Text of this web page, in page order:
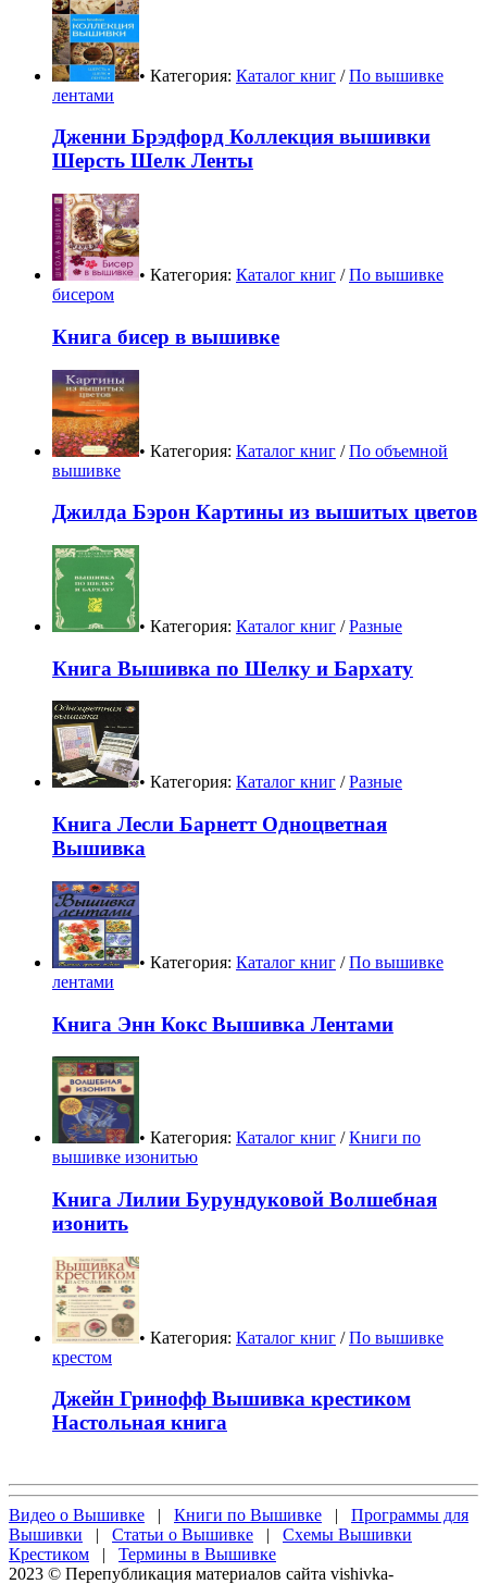
• Категория: Каталог книг /По вышивке
лентами
Дженни Брэдфорд Коллекция вышивки
Шерсть Шелк Ленты
• Категория: Каталог книг /По вышивке
бисером
Книга бисер в вышивке
• Категория: Каталог книг /По объемной
вышивке
Джилда Бэрон Картины из вышитых цветов
• Категория: Каталог книг /Разные
Книга Вышивка по Шелку и Бархату
• Категория: Каталог книг /Разные
Книга Лесли Барнетт Одноцветная
Вышивка
• Категория: Каталог книг /По вышивке
лентами
Книга Энн Кокс Вышивка Лентами
• Категория: Каталог книг /Книги по
вышивке изонитью
Книга Лилии Бурундуковой Волшебная
изонить
• Категория: Каталог книг /По вышивке
крестом
Джейн Гринофф Вышивка крестиком
Настольная книга
Видео о Вышивке | Книги по Вышивке | Программы для
Вышивки | Статьи о Вышивке | Схемы Вышивки
Крестиком | Термины в Вышивке
2023 © Перепубликация материалов сайта vishivka-